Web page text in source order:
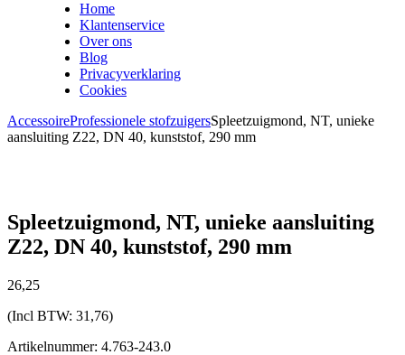
Home
Klantenservice
Over ons
Blog
Privacyverklaring
Cookies
AccessoireProfessionele stofzuigersSpleetzuigmond, NT, unieke
aansluiting Z22, DN 40, kunststof, 290 mm
Spleetzuigmond, NT, unieke aansluiting
Z22, DN 40, kunststof, 290 mm
26,25
(Incl BTW: 31,76)
Artikelnummer: 4.763-243.0